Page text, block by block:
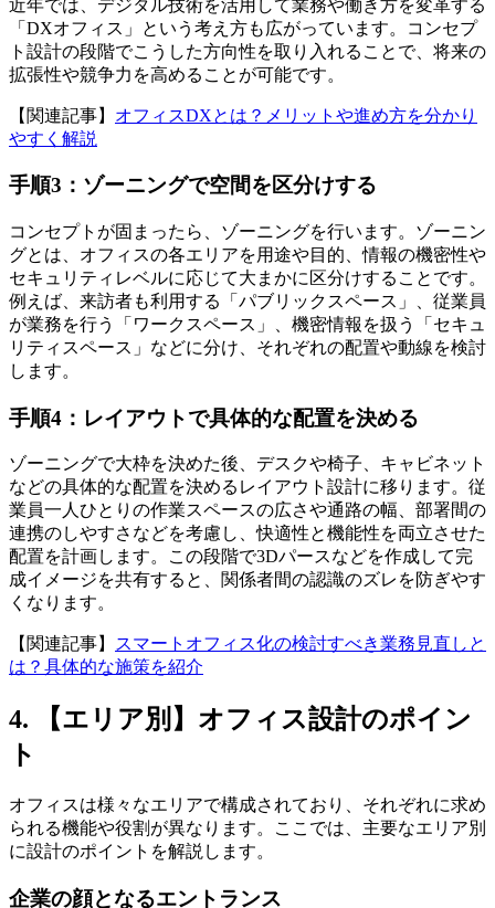
近年では、デジタル技術を活用して業務や働き方を変革する
「DXオフィス」という考え方も広がっています。コンセプ
ト設計の段階でこうした方向性を取り入れることで、将来の
拡張性や競争力を高めることが可能です。
【関連記事】 オフィスDXとは？メリットや進め方を分かり
やすく解説
手順3：ゾーニングで空間を区分けする
コンセプトが固まったら、ゾーニングを行います。ゾーニン
グとは、オフィスの各エリアを用途や目的、情報の機密性や
セキュリティレベルに応じて大まかに区分けすることです。
例えば、来訪者も利用する「パブリックスペース」、従業員
が業務を行う「ワークスペース」、機密情報を扱う「セキュ
リティスペース」などに分け、それぞれの配置や動線を検討
します。
手順4：レイアウトで具体的な配置を決める
ゾーニングで大枠を決めた後、デスクや椅子、キャビネット
などの具体的な配置を決めるレイアウト設計に移ります。従
業員一人ひとりの作業スペースの広さや通路の幅、部署間の
連携のしやすさなどを考慮し、快適性と機能性を両立させた
配置を計画します。この段階で3Dパースなどを作成して完
成イメージを共有すると、関係者間の認識のズレを防ぎやす
くなります。
【関連記事】
スマートオフィス化の検討すべき業務見直しと
は？具体的な施策を紹介
4. 【エリア別】オフィス設計のポイン
ト
オフィスは様々なエリアで構成されており、それぞれに求め
られる機能や役割が異なります。ここでは、主要なエリア別
に設計のポイントを解説します。
企業の顔となるエントランス